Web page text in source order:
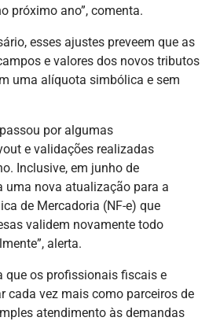
próximo ano”, comenta.
esses ajustes preveem que as
e valores dos novos tributos
uma alíquota simbólica e sem
por algumas
e validações realizadas
Inclusive, em junho de
uma nova atualização para a
de Mercadoria (NF-e) que
validem novamente todo
alerta.
que os profissionais fiscais e
cada vez mais como parceiros de
atendimento às demandas